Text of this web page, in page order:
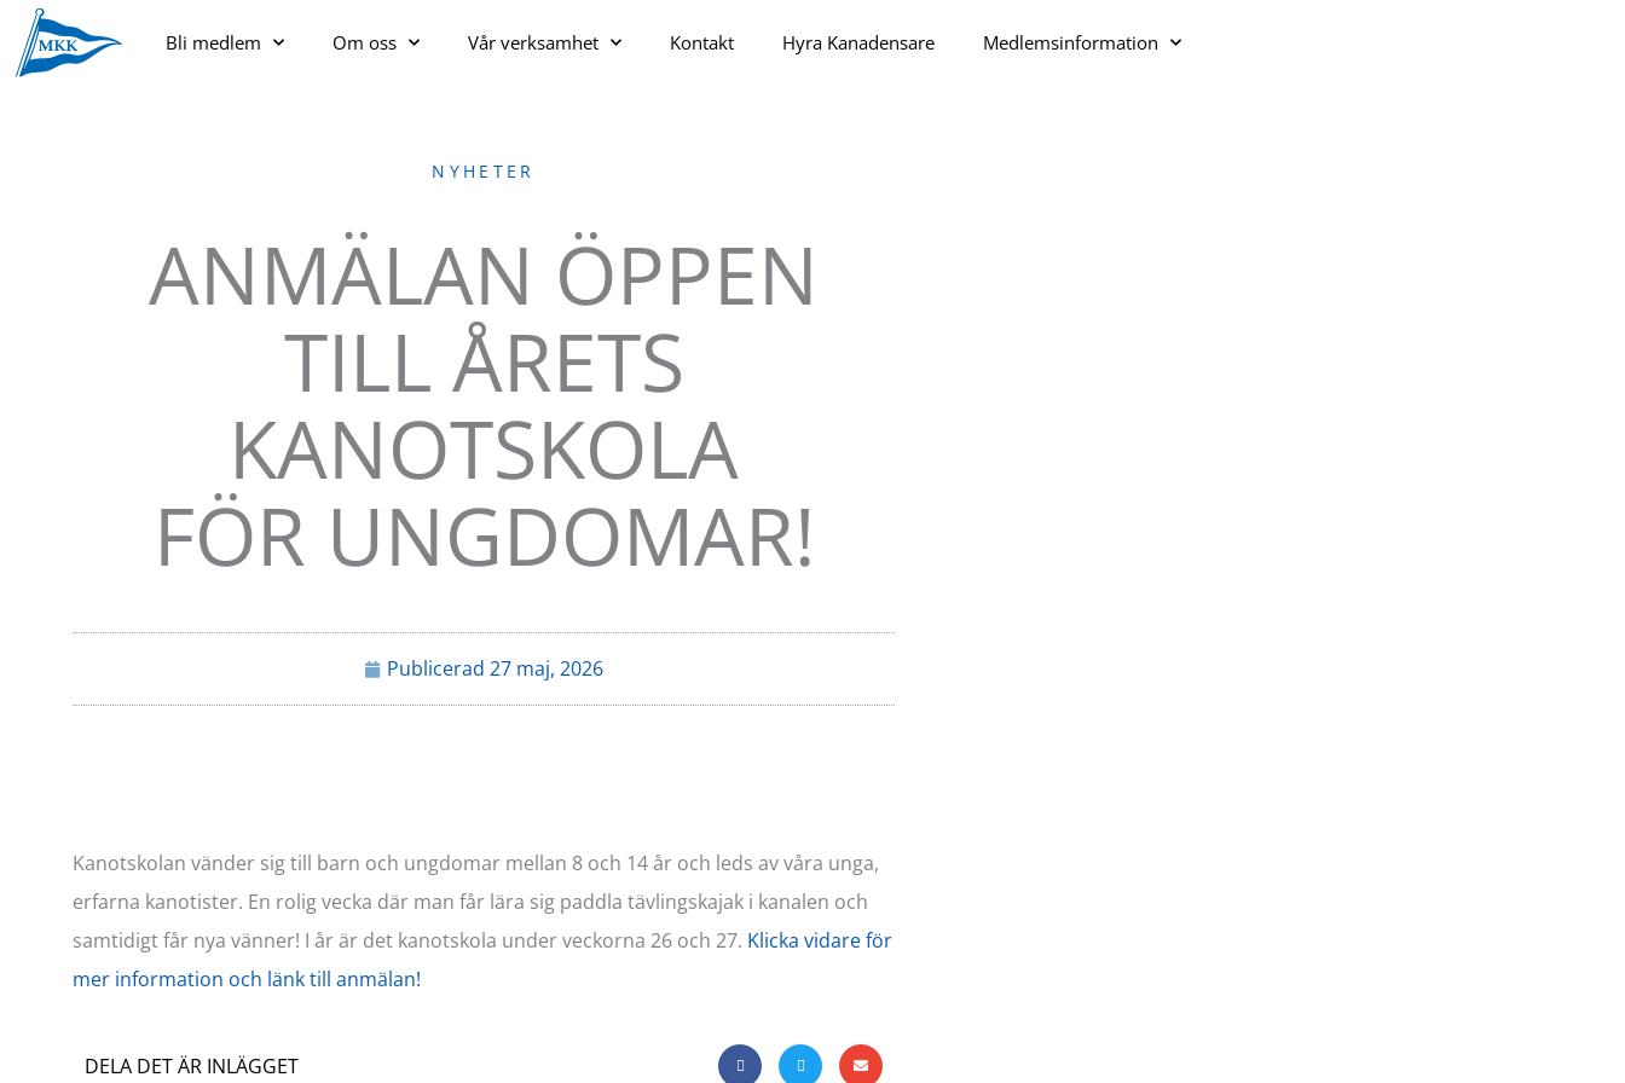
Bli medlem Om oss Vår verksamhet Kontakt Hyra Kanadensare Medlemsinformation
NYHETER
ANMÄLAN ÖPPEN
TILL ÅRETS
KANOTSKOLA
FÖR UNGDOMAR!
Publicerad 27 maj, 2026
Kanotskolan vänder sig till barn och ungdomar mellan 8 och 14 år och leds av våra unga,
erfarna kanotister. En rolig vecka där man får lära sig paddla tävlingskajak i kanalen och
samtidigt får nya vänner! I år är det kanotskola under veckorna 26 och 27. Klicka vidare för
mer information och länk till anmälan!
DELA DET ÄR INLÄGGET